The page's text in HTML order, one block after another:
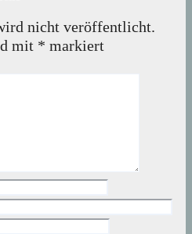
nicht veröffentlicht.
mit * markiert